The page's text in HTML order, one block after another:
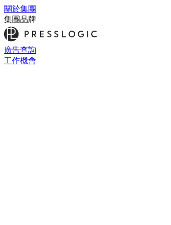
關於集團
集團品牌
廣告查詢
工作機會